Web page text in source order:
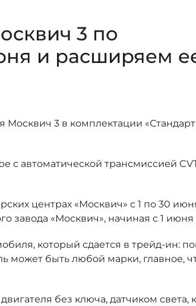
3 по
и расширяем
Москвич 3 в комплектации
с автоматической трансмиссией
центрах «Москвич» с 1 по 30
«Москвич», начиная с 1 июня
который сдается в трейд-ин:
может быть любой марки, главное,
без ключа, датчиком света,